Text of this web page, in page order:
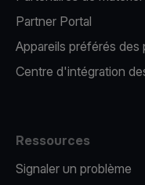
Partner Portal
Appareils préférés des
Centre d'intégration
Ressources
Signaler un problème